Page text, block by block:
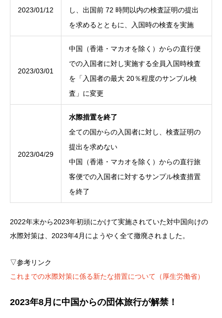
2023/01/12
し、出国前 72 時間以内の検査証明の提出
を求めるとともに、入国時の検査を実施
2023/03/01
中国（香港・マカオを除く）からの直行便
での入国者に対し実施する全員入国時検査
を「入国者の最大 20％程度のサンプル検
査」に変更
2023/04/29
水際措置を終了
全ての国からの入国者に対し、検査証明の
提出を求めない
中国（香港・マカオを除く）からの直行旅
客便での入国者に対するサンプル検査措置
を終了
2022年末から2023年初頭にかけて実施されていた対中国向けの
水際対策は、2023年4月にようやく全て撤廃されました。
▽参考リンク
これまでの水際対策に係る新たな措置について（厚生労働省）
2023年8月に中国からの団体旅行が解禁！